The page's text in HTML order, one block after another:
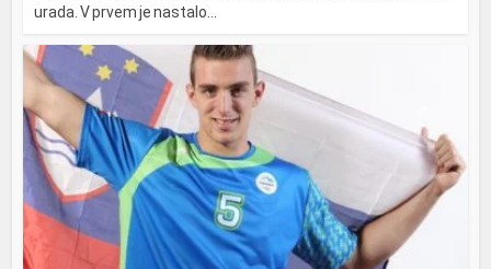
urada. V prvem je nastalo...